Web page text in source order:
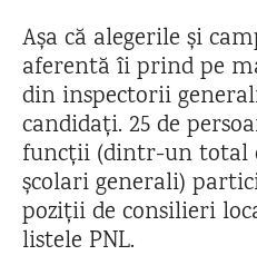
Așa că alegerile și
aferentă îi prind pe
din inspectorii
candidați. 25 de
funcții (dintr-un total
școlari generali)
poziții de consilieri
listele PNL.